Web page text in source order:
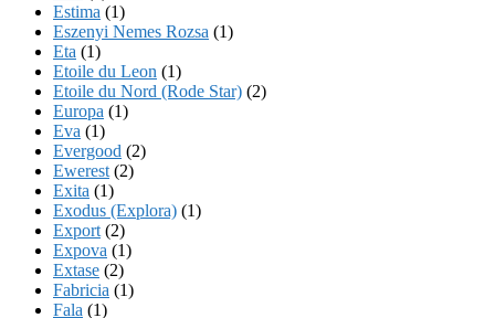
Estima (1)
Eszenyi Nemes Rozsa (1)
Eta (1)
Etoile du Leon (1)
Etoile du Nord (Rode Star) (2)
Europa (1)
Eva (1)
Evergood (2)
Ewerest (2)
Exita (1)
Exodus (Explora) (1)
Export (2)
Expova (1)
Extase (2)
Fabricia (1)
Fala (1)